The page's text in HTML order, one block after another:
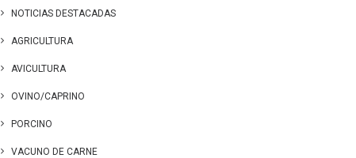
NOTICIAS DESTACADAS
AGRICULTURA
AVICULTURA
OVINO/CAPRINO
PORCINO
VACUNO DE CARNE